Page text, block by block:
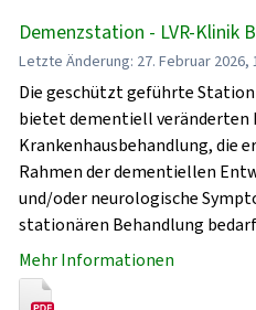
Demenzstation - LVR-Klinik
Letzte Änderung: 27. Februar 2026,
Die geschützt geführte
bietet dementiell veränderten
Krankenhausbehandlung, die
Rahmen der dementiellen
und/oder neurologische
stationären Behandlung
Mehr Informationen